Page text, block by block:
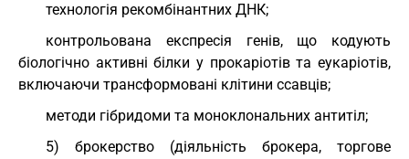
технологія рекомбінантних ДНК;
контрольована експресія генів, що кодують
біологічно активні білки у прокаріотів та еукаріотів,
включаючи трансформовані клітини ссавців;
методи гібридоми та моноклональних антитіл;
5) брокерство (діяльність брокера, торгове